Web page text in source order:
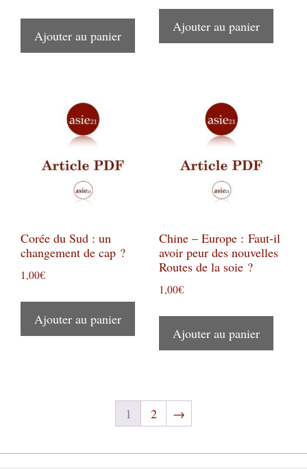
Ajouter au panier
Ajouter au panier
Corée du Sud : un
changement de cap ?
1,00€
Ajouter au panier
Chine – Europe : Faut-il
avoir peur des nouvelles
Routes de la soie ?
1,00€
Ajouter au panier
1 2 →